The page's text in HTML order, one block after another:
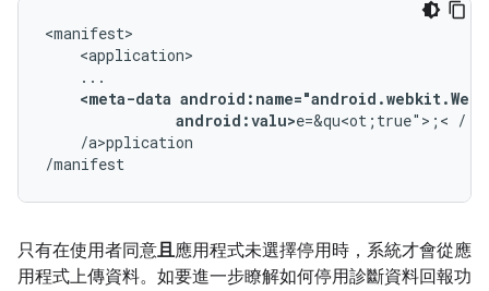
<meta-data
android:valu>e=&qu<ot;true">;<
/a>pplication
/manifest
只有在使用者同意且應用程式未選擇停用時，系統才會從應
用程式上傳資料。如要進一步瞭解如何停用診斷資料回報功